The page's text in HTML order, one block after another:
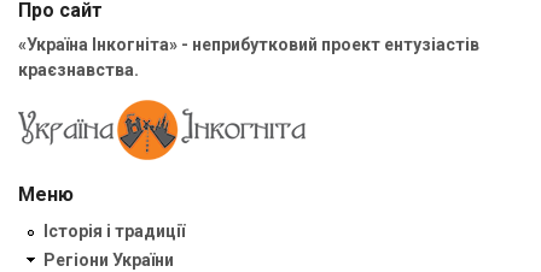
Про сайт
«Україна Інкогніта» - неприбутковий проект ентузіастів
краєзнавства.
Меню
Історія і традиції
Регіони України